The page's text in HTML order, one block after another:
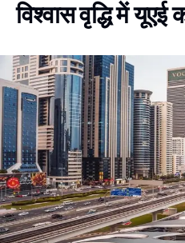
विश्वास वृद्धि में